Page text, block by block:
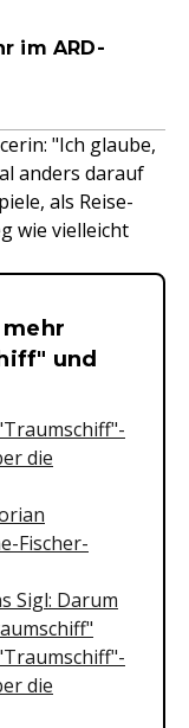
im ARD-
"Ich glaube,
anders darauf
als Reise-
wie vielleicht
und
die
Fischer-
Sigl: Darum
die